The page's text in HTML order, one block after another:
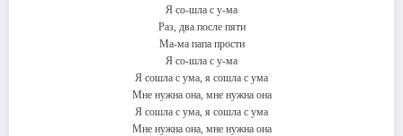
Я со-шла с у-ма
Раз, два после пяти
Ма-ма папа прости
Я со-шла с у-ма
Я сошла с ума, я сошла с ума
Мне нужна она, мне нужна она
Я сошла с ума, я сошла с ума
Мне нужна она, мне нужна она